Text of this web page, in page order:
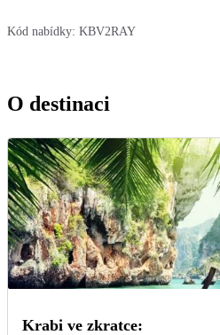
Kód nabídky: KBV2RAY
O destinaci
Krabi ve zkratce: